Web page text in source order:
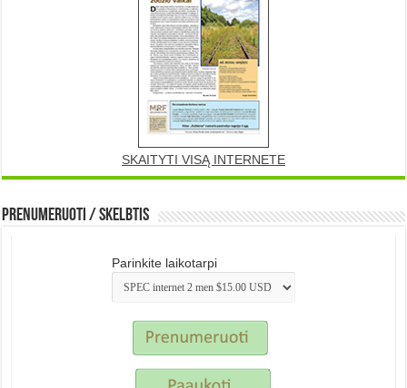
SKAITYTI VISĄ INTERNETE
Prenumeruoti / Skelbtis
Parinkite laikotarpi